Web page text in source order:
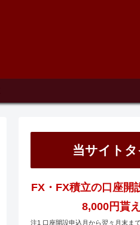
当サイト
FX・FX積立の口座開
8,000円貰
注1 口座開設申込月から翌々月末ま